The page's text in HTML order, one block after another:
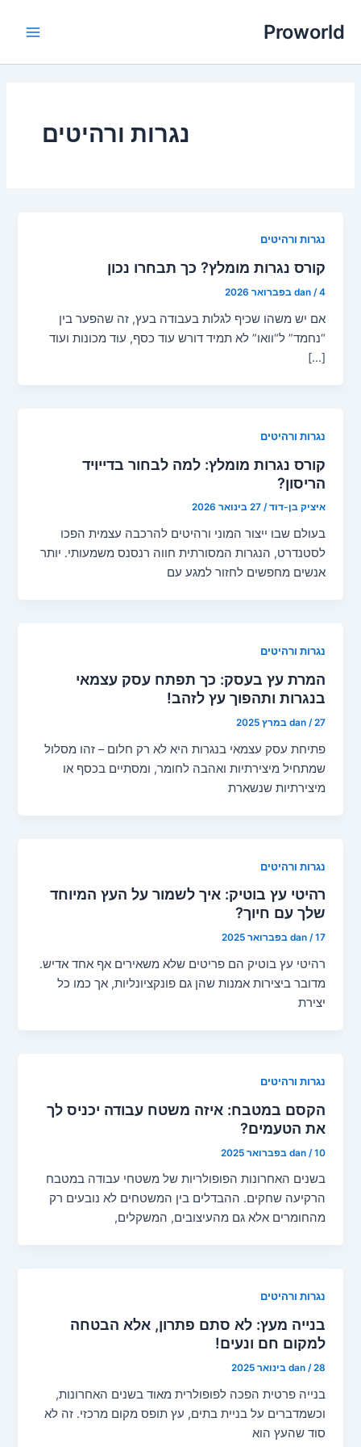
לתוכןProworld
נגרות ורהיטים
נגרות ורהיטים
קורס נגרות מומלץ? כך תבחרו נכון
dan /4 בפברואר 2026
אם יש משהו שכיף לגלות בעבודה בעץ, זה שהפער בין
“נחמד” ל“וואו” לא תמיד דורש עוד כסף, עוד מכונות ועוד
[…]
נגרות ורהיטים
קורס נגרות מומלץ: למה לבחור בדייויד
הריסון?
איציק בן-דוד/27 בינואר 2026
בעולם שבו ייצור המוני ורהיטים להרכבה עצמית הפכו
לסטנדרט, הנגרות המסורתית חווה רנסנס משמעותי. יותר
אנשים מחפשים לחזור למגע עם
נגרות ורהיטים
המרת עץ בעסק: כך תפתח עסק עצמאי
בנגרות ותהפוך עץ לזהב!
dan /27 במרץ 2025
פתיחת עסק עצמאי בנגרות היא לא רק חלום – זהו מסלול
שמתחיל מיצירתיות ואהבה לחומר, ומסתיים בכסף או
מיצירתיות שנשארת
נגרות ורהיטים
רהיטי עץ בוטיק: איך לשמור על העץ המיוחד
שלך עם חיוך?
dan /17 בפברואר 2025
רהיטי עץ בוטיק הם פריטים שלא משאירים אף אחד אדיש.
מדובר ביצירות אמנות שהן גם פונקציונליות, אך כמו כל
יצירת
נגרות ורהיטים
הקסם במטבח: איזה משטח עבודה יכניס לך
את הטעמים?
dan /10 בפברואר 2025
בשנים האחרונות הפופולריות של משטחי עבודה במטבח
הרקיעה שחקים. ההבדלים בין המשטחים לא נובעים רק
מהחומרים אלא גם מהעיצובים, המשקלים,
נגרות ורהיטים
בנייה מעץ: לא סתם פתרון, אלא הבטחה
למקום חם ונעים!
dan /28 בינואר 2025
בנייה פרטית הפכה לפופולרית מאוד בשנים האחרונות,
וכשמדברים על בניית בתים, עץ תופס מקום מרכזי. זה לא
סוד שהעץ הוא